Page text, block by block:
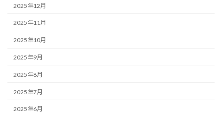
2025年12月
2025年11月
2025年10月
2025年9月
2025年8月
2025年7月
2025年6月